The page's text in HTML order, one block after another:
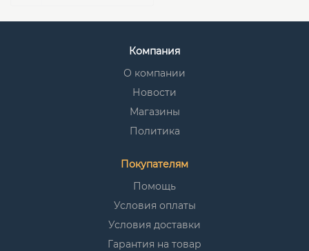
Компания
О компании
Новости
Магазины
Политика
Покупателям
Помощь
Условия оплаты
Условия доставки
Гарантия на товар